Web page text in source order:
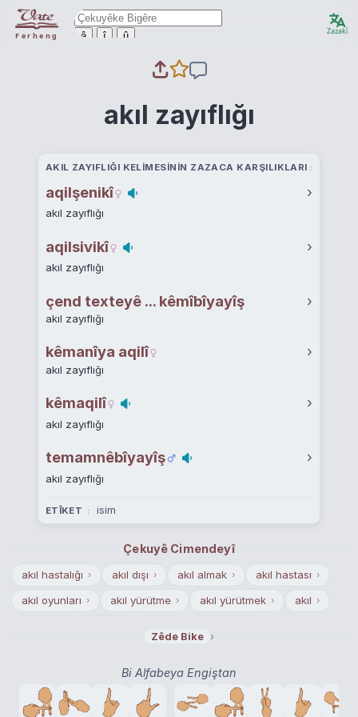
Ferheng ê î û Zazakî
akıl zayıflığı
AKIL ZAYIFLIĞI KELIMESININ ZAZACA KARŞILIKLARI
aqilşenikî ›
akıl zayıflığı
aqilsivikî ›
akıl zayıflığı
çend texteyê ... kêmîbîyayîş ›
akıl zayıflığı
kêmanîya aqilî ›
akıl zayıflığı
kêmaqilî ›
akıl zayıflığı
temamnêbîyayîş ›
akıl zayıflığı
ETÎKET isim
Çekuyê Cimendeyî
akıl hastalığı › akıl dışı › akıl almak › akıl hastası ›
akıl oyunları › akıl yürütme › akıl yürütmek › akıl ›
akıl doktoru › akıl ermemek
akıllıca › akıl erdirmek › akıl erdirememek ›
Zêde Bike ›
Bi Alfabeya Engiştan